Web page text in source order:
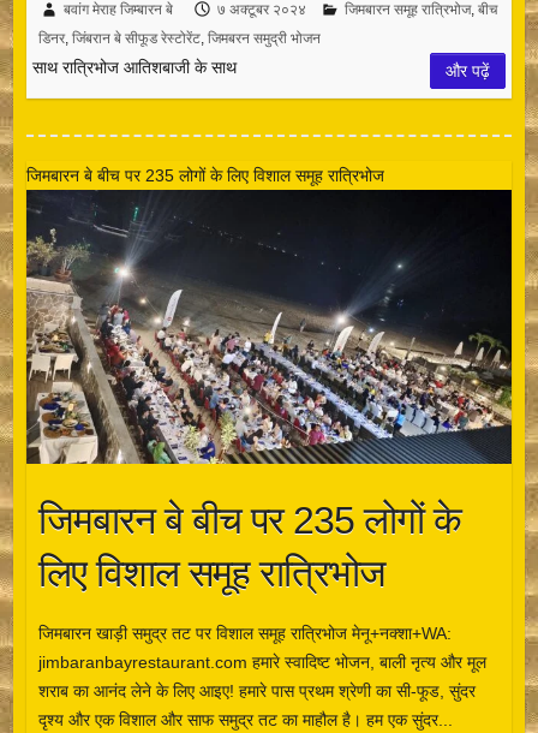
बवांग मेराह जिम्बारन बे ७ अक्टूबर २०२४ जिमबारन समूह रात्रिभोज, बीच
डिनर, जिंबरान बे सीफूड रेस्टोरेंट, जिमबरन समुद्री भोजन
साथ रात्रिभोज आतिशबाजी के साथ और पढ़ें
जिमबारन बे बीच पर 235 लोगों के लिए विशाल समूह रात्रिभोज
जिमबारन बे बीच पर 235 लोगों के
लिए विशाल समूह रात्रिभोज
जिमबारन खाड़ी समुद्र तट पर विशाल समूह रात्रिभोज मेनू+नक्शा+WA:
jimbaranbayrestaurant.com हमारे स्वादिष्ट भोजन, बाली नृत्य और मूल
शराब का आनंद लेने के लिए आइए! हमारे पास प्रथम श्रेणी का सी-फूड, सुंदर
दृश्य और एक विशाल और साफ समुद्र तट का माहौल है। हम एक सुंदर...